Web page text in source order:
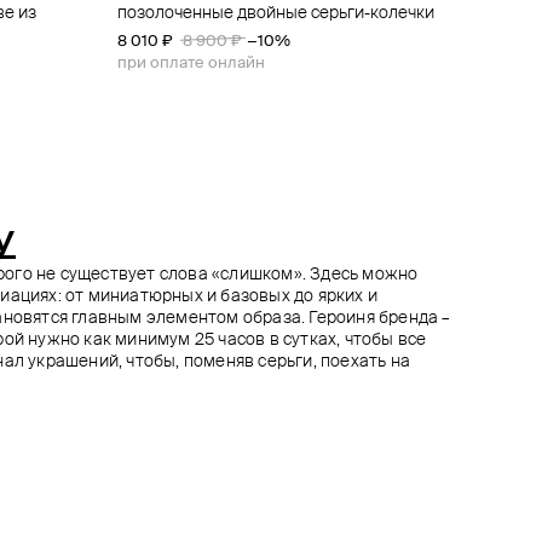
из
позолоченные двойные серьги-колечки
8 010 ₽ 8 900 ₽ −10%
при оплате онлайн
золотистые серьги с кристаллами
3 500 ₽ 5 000 ₽ −30%
при оплате онлайн
золотистые серьги в виде резьбы и гаек
6 930 ₽ 7 700 ₽ −10%
при оплате онлайн
груш
серебристые серьги с кристаллами
7 900 ₽
не существует слова «слишком». Здесь можно
от миниатюрных и базовых до ярких и
главным элементом образа. Героиня бренда –
нужно как минимум 25 часов в сутках, чтобы все
украшений, чтобы, поменяв серьги, поехать на